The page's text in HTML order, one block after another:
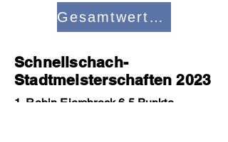
Gesamtwertung
Schnellschach-
Stadtmeisterschaften 2023
1. Robin Eiersbrock 6,5 Punkte